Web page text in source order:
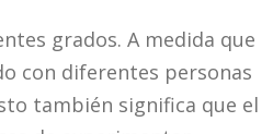
grados. A medida que
con diferentes personas
también significa que el